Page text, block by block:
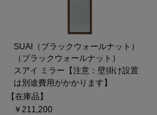
SUAI（ブラックウォールナット）
（ブラックウォールナット）
スアイ ミラー【注意：壁掛け設置
は別途費用がかかります】
【在庫品】
￥211,200